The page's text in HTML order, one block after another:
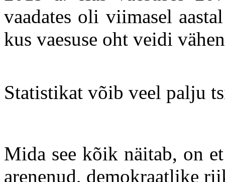
vaadates oli viimasel
kus vaesuse oht veidi
Statistikat võib veel palju
Mida see kõik näitab, on
arenenud, demokraatlike